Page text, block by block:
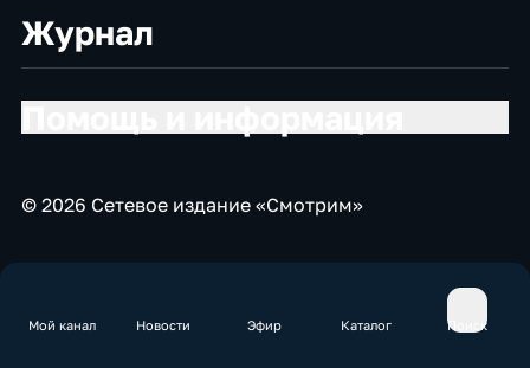
Мой канал Новости Эфир Каталог Поиск
Журнал
© 2026 Сетевое издание «Смотрим»